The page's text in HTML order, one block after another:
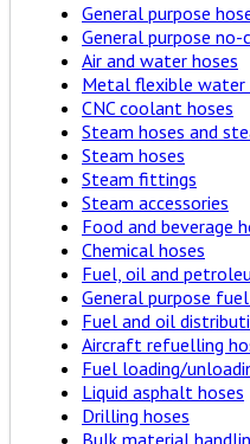
General purpose
General purpose no-
Air and water hoses
Metal flexible water
CNC coolant hoses
Steam hoses and
Steam hoses
Steam fittings
Steam accessories
Food and beverage
Chemical hoses
Fuel, oil and
General purpose
Fuel and oil
Aircraft refuelling
Fuel loading/
Liquid asphalt hoses
Drilling hoses